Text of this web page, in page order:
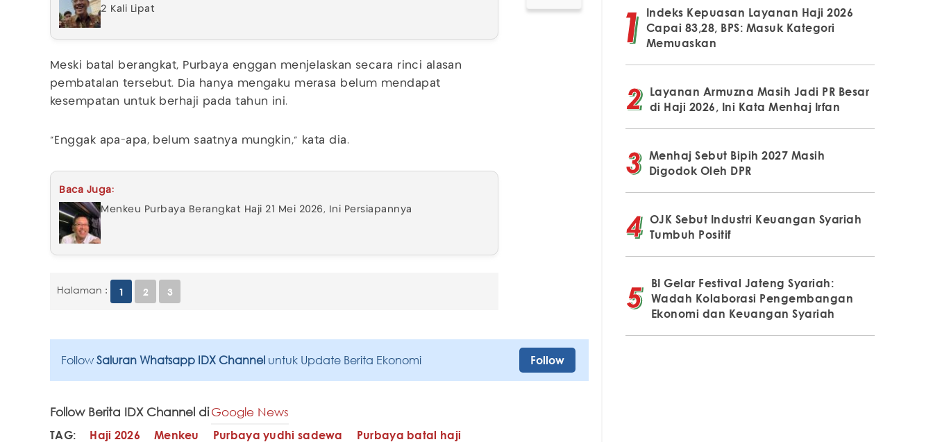
2 Kali Lipat
Meski batal berangkat, Purbaya enggan menjelaskan secara rinci alasan
pembatalan tersebut. Dia hanya mengaku merasa belum mendapat
kesempatan untuk berhaji pada tahun ini.
"Enggak apa-apa, belum saatnya mungkin," kata dia.
Baca Juga:
Menkeu Purbaya Berangkat Haji 21 Mei 2026, Ini Persiapannya
Halaman : 1 2 3
Follow Saluran Whatsapp IDX Channel untuk Update Berita Ekonomi Follow
Follow Berita IDX Channel diGoogle News
TAG: Haji 2026 Menkeu Purbaya yudhi sadewa Purbaya batal haji
Indeks Kepuasan Layanan Haji 2026
Capai 83,28, BPS: Masuk Kategori
Memuaskan
Layanan Armuzna Masih Jadi PR Besar
di Haji 2026, Ini Kata Menhaj Irfan
Menhaj Sebut Bipih 2027 Masih
Digodok Oleh DPR
OJK Sebut Industri Keuangan Syariah
Tumbuh Positif
BI Gelar Festival Jateng Syariah:
Wadah Kolaborasi Pengembangan
Ekonomi dan Keuangan Syariah